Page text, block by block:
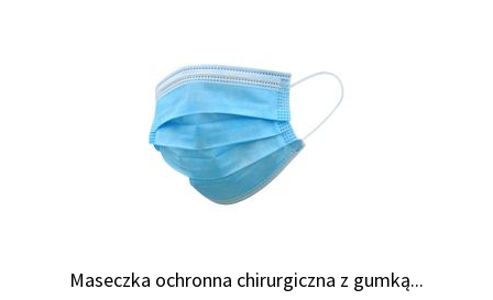
Maseczka ochronna chirurgiczna z gumką...